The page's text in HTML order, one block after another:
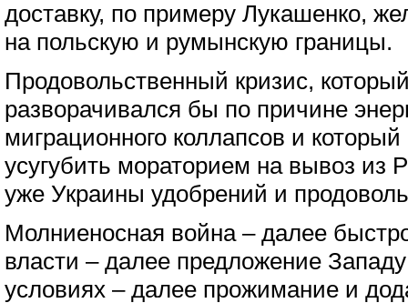
доставку, по примеру Лукашенко,
на польскую и румынскую границы.
Продовольственный кризис,
разворачивался бы по причине
миграционного коллапсов и
усугубить мораторием на вывоз из
уже Украины удобрений и
Молниеносная война – далее
власти – далее предложение
условиях – далее прожимание и